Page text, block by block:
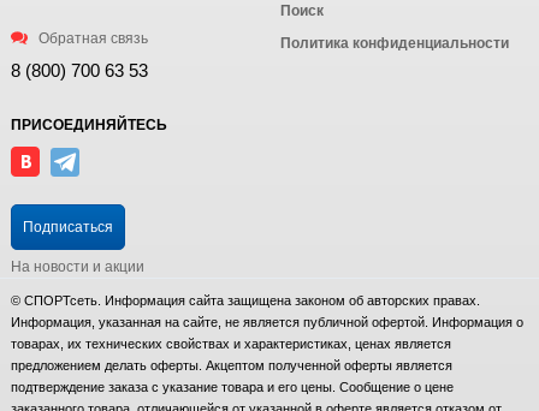
Обратная связь
8 (800) 700 63 53
Поиск
Политика конфиденциальности
ПРИСОЕДИНЯЙТЕСЬ
Подписаться
На новости и акции
© СПОРТсеть. Информация сайта защищена законом об авторских правах.
Информация, указанная на сайте, не является публичной офертой. Информация о
товарах, их технических свойствах и характеристиках, ценах является
предложением делать оферты. Акцептом полученной оферты является
подтверждение заказа с указание товара и его цены. Сообщение о цене